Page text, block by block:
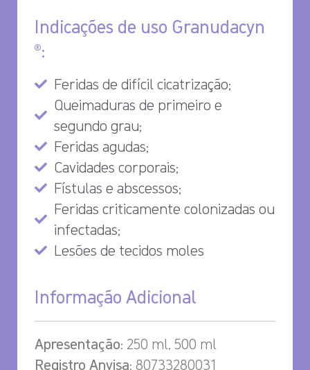
Indicações de uso Granudacyn
®:
Feridas de difícil cicatrização;
Queimaduras de primeiro e
segundo grau;
Feridas agudas;
Cavidades corporais;
Fístulas e abscessos;
Feridas criticamente colonizadas ou
infectadas;
Lesões de tecidos moles
Informação Adicional
Apresentação: 250 ml, 500 ml
Registro Anvisa: 80733280031